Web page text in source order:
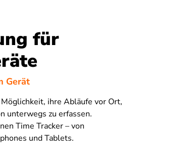
für
Gerät
ihre Abläufe vor Ort,
unterwegs zu erfassen.
Time Tracker – von
und Tablets.